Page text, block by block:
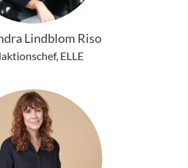
Lindblom Riso
ELLE